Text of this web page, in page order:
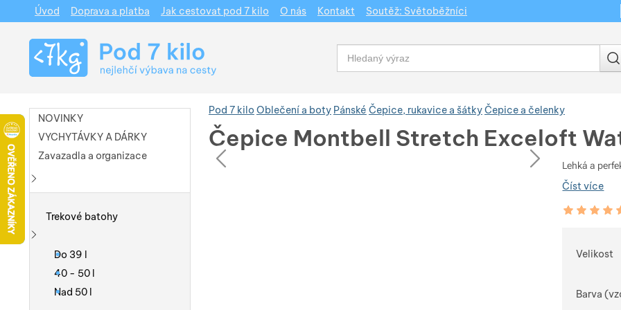
Pod 7 kilo Oblečení a boty Pánské Čepice, rukavice a šátkyČepice a čelenky
Čepice Montbell Stretch Exceloft
Fotografie
předchozínásledující Lehká a
Číst více
Hodnocení
100%
Velikost
Barva
NOVINKY
VYCHYTÁVKY A DÁRKY
Zavazadla a organizace
Trekové batohy
Zobrazit více
Do 39 l
40 - 50 l
Nad 50 l
Navigace
Úvod Doprava a platba Jak cestovat pod 7 kilo O nás Kontakt Soutěž: Světoběžníci
Vyhledávání